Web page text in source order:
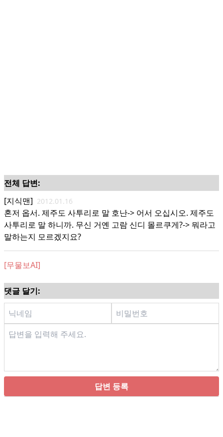
전체 답변:
[지식맨] 2012.01.16
혼저 옵서. 제주도 사투리로 말 호난-> 어서 오십시오. 제주도
사투리로 말 하니까. 무신 거옌 고람 신디 몰르쿠게?-> 뭐라고
말하는지 모르겠지요?
[무물보AI]
댓글 달기:
답변 등록